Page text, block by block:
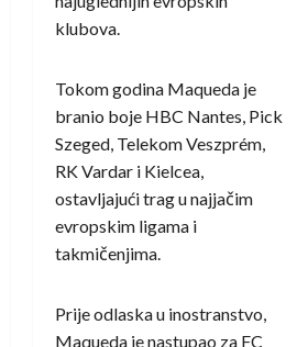
klubova.
Tokom godina Maqueda je
branio boje HBC Nantes, Pick
Szeged, Telekom Veszprém,
RK Vardar i Kielcea,
ostavljajući trag u najjačim
evropskim ligama i
takmičenjima.
Prije odlaska u inostranstvo,
Maqueda je nastupao za FC